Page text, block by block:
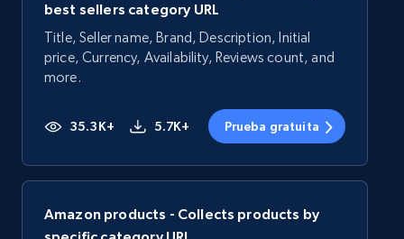
best sellers category URL
Title, Seller name, Brand, Description, Initial
price, Currency, Availability, Reviews count, and
more.
35.3K+ 5.7K+ Prueba gratuita
Amazon products - Collects products by